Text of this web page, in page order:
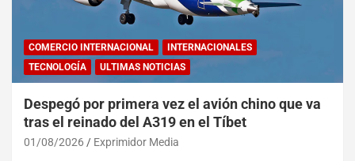
COMERCIO INTERNACIONAL
INTERNACIONALES
TECNOLOGÍA
ULTIMAS NOTICIAS
Despegó por primera vez el avión chino que va
tras el reinado del A319 en el Tíbet
01/08/2026 Exprimidor Media